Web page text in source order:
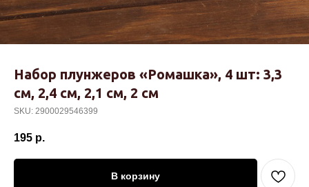
Набор плунжеров «Ромашка», 4 шт: 3,3
см, 2,4 см, 2,1 см, 2 см
SKU: 2900029546399
195 р.
В корзину